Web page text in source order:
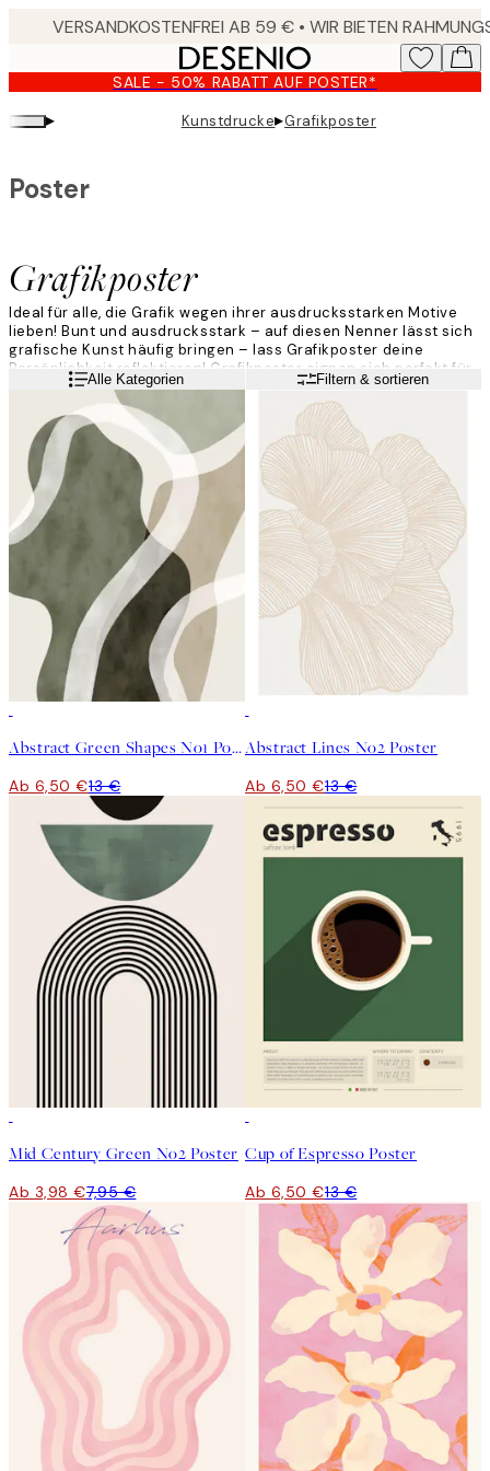
content.
SALE - 50% RABATT AUF POSTER*
▸ Kunstdrucke▸Grafikposter
Grafikposter
Poster
Ideal für alle, die Grafik wegen ihrer ausdrucksstarken Motive
lieben! Bunt und ausdrucksstark – auf diesen Nenner lässt sich
grafische Kunst häufig bringen – lass Grafikposter deine
Persönlichkeit reflektieren! Grafikposter eignen sich perfekt für
moderne Wohnräume und lassen sich auch stilvoll mit
Textbildern oder Fotografien kombinieren. Lass deiner Fantasie
freien Lauf!
WeiterlesenAlle Kategorien Filtern & sortieren
Abstract Green Shapes No1 Poster
Ab 6,50 €13 €
Abstract Lines No2 Poster
Ab 6,50 €13 €
Mid Century Green No2 Poster
Ab 3,98 €7,95 €
Cup of Espresso Poster
Ab 6,50 €13 €